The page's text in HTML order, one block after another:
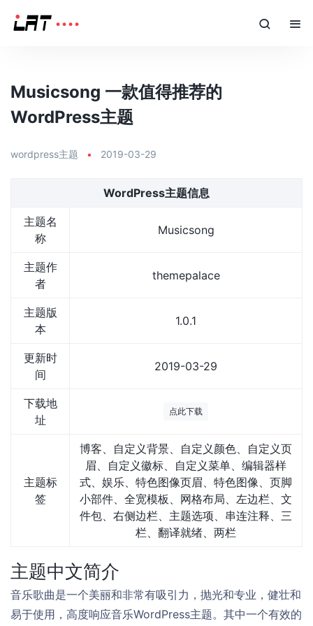
Musicsong 一款值得推荐的
WordPress主题
wordpress主题 • 2019-03-29
WordPress主题信息
主题名
称
Musicsong
主题作
者
themepalace
主题版
本
1.0.1
更新时
间
2019-03-29
下载地
址
点此下载
主题标
签
博客、自定义背景、自定义颜色、自定义页
眉、自定义徽标、自定义菜单、编辑器样
式、娱乐、特色图像页眉、特色图像、页脚
小部件、全宽模板、网格布局、左边栏、文
件包、右侧边栏、主题选项、串连注释、三
栏、翻译就绪、两栏
主题中文简介
音乐歌曲是一个美丽和非常有吸引力，抛光和专业，健壮和
易于使用，高度响应音乐WordPress主题。其中一个有效的